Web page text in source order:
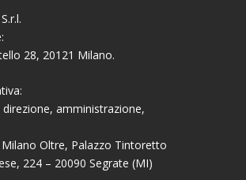
28, 20121 Milano.
direzione, amministrazione,
Oltre, Palazzo Tintoretto
224 – 20090 Segrate (MI)